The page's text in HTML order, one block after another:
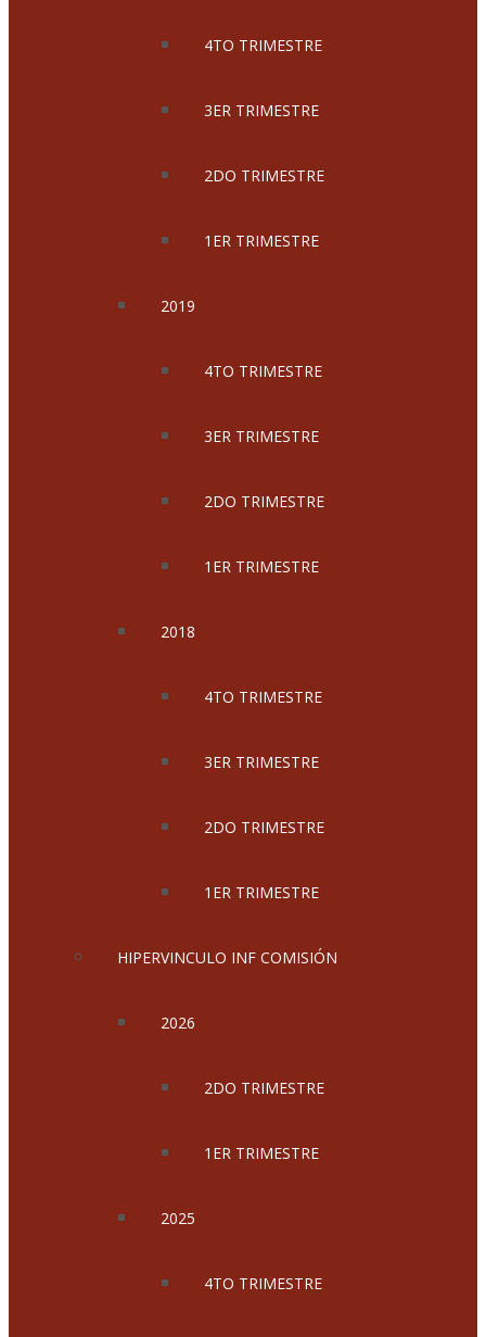
4TO TRIMESTRE
3ER TRIMESTRE
2DO TRIMESTRE
1ER TRIMESTRE
2019
4TO TRIMESTRE
3ER TRIMESTRE
2DO TRIMESTRE
1ER TRIMESTRE
2018
4TO TRIMESTRE
3ER TRIMESTRE
2DO TRIMESTRE
1ER TRIMESTRE
HIPERVINCULO INF COMISIÓN
2026
2DO TRIMESTRE
1ER TRIMESTRE
2025
4TO TRIMESTRE